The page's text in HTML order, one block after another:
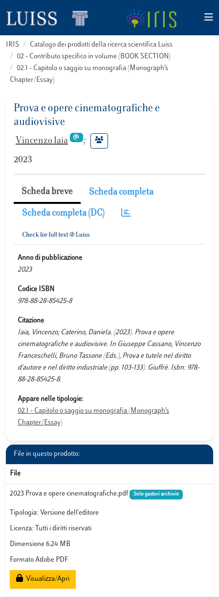
IRIS
Catalogo dei prodotti della ricerca scientifica Luiss
02 - Contributo specifico in volume (BOOK SECTION)
02.1 - Capitolo o saggio su monografia (Monograph’s
Chapter/Essay)
Prova e opere cinematografiche e
audiovisive
Vincenzo Iaia ;
2023
Scheda breve Scheda completa
Scheda completa (DC)
Anno di pubblicazione
2023
Codice ISBN
978-88-28-85425-8
Citazione
Iaia, Vincenzo; Caterino, Daniela. (2023). Prova e opere
cinematografiche e audiovisive. In Giuseppe Cassano, Vincenzo
Franceschelli, Bruno Tassone (Eds.), Prova e tutele nel diritto
d'autore e nel diritto industriale (pp. 103-133). Giuffrè. Isbn: 978-
88-28-85425-8.
Appare nelle tipologie:
02.1 - Capitolo o saggio su monografia (Monograph’s
Chapter/Essay)
File in questo prodotto:
File
2023 Prova e opere cinematografiche.pdf Solo gestori archivio
Tipologia: Versione dell'editore
Licenza: Tutti i diritti riservati
Dimensione 6.24 MB
Formato Adobe PDF
Visualizza/Apri